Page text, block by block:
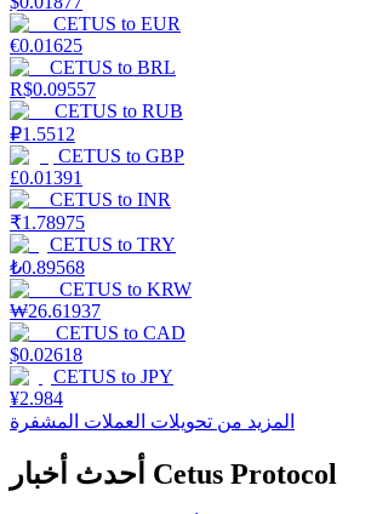
CETUS to EUR
€0.01625
CETUS to BRL
R$0.09557
CETUS to RUB
₽1.5512
CETUS to GBP
£0.01391
CETUS to INR
₹1.78975
CETUS to TRY
₺0.89568
CETUS to KRW
₩26.61937
CETUS to CAD
$0.02618
CETUS to JPY
¥2.984
المزيد من تحويلات العملات المشفرة
أحدث أخبار Cetus Protocol